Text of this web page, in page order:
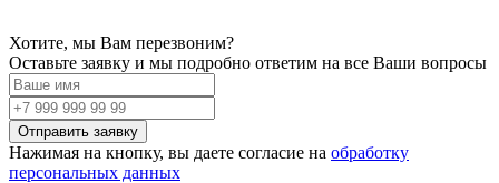
Хотите, мы Вам перезвоним?
Оставьте заявку и мы подробно ответим на все Ваши вопросы
Нажимая на кнопку, вы даете согласие на обработку
персональных данных